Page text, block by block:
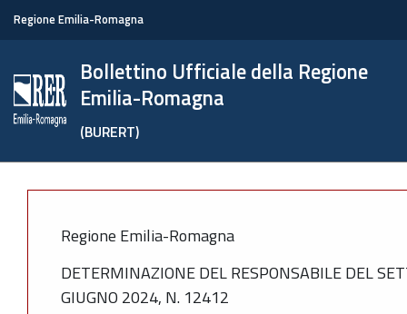
Regione Emilia-Romagna
Bollettino Ufficiale della Regione
Emilia-Romagna
(BURERT)
Regione Emilia-Romagna
DETERMINAZIONE DEL RESPONSABILE DEL
GIUGNO 2024, N. 12412